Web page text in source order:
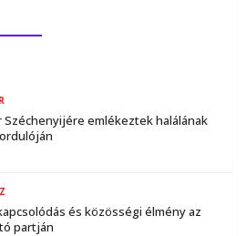
Széchenyijére emlékeztek halálának
és közösségi élmény az
partján